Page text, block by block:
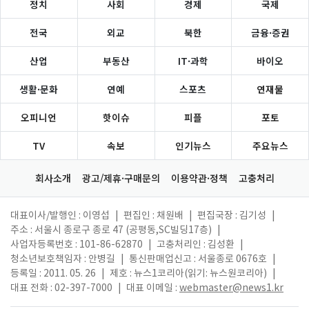
정치 사회 경제 국제
전국 외교 북한 금융·증권
산업 부동산 IT·과학 바이오
생활·문화 연예 스포츠 연재물
오피니언 핫이슈 피플 포토
TV 속보 인기뉴스 주요뉴스
회사소개 광고/제휴·구매문의 이용약관·정책 고충처리
대표이사/발행인 : 이영섭 편집인 : 채원배 편집국장 : 김기성
주소 : 서울시 종로구 종로 47 (공평동,SC빌딩17층)
사업자등록번호 : 101-86-62870
고충처리인 : 김성환
청소년보호책임자 : 안병길
통신판매업신고 : 서울종로 0676호
등록일 : 2011. 05. 26
제호 : 뉴스1코리아(읽기: 뉴스원코리아)
대표 전화 : 02-397-7000
대표 이메일 : webmaster@news1.kr